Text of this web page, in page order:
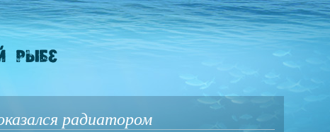
радиатором